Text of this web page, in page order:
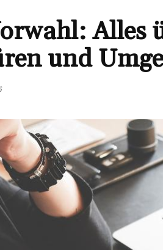
Alles
und